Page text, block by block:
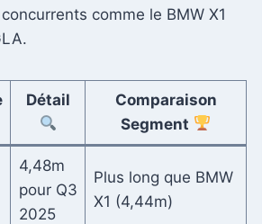
comme le BMW X1
Détail
Comparaison
Segment
4,48m
pour Q3
2025
Plus long que BMW
X1 (4,44m)